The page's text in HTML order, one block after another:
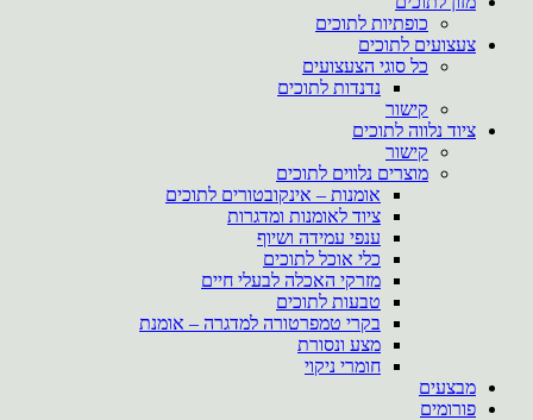
כופתיות לתוכים
צעצועים לתוכים
כל סוגי הצעצועים
נדנדות לתוכים
קישור
ציוד נלווה לתוכים
קישור
מוצרים נלווים לתוכים
אומנות – אינקובטורים לתוכים
ציוד לאומנות ומדגרות
ענפי עמידה ושיוף
כלי אוכל לתוכים
מזרקי האכלה לבעלי חיים
טבעות לתוכים
בקרי טמפרטורה למדגרה – אומנת
מצע ונסורת
חומרי ניקוי
מבצעים
פורומים